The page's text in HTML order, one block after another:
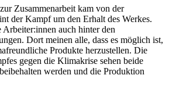
Zusammenarbeit kam von der
der Kampf um den Erhalt des Werkes.
Arbeiter:innen auch hinter den
Dort meinen alle, dass es möglich ist,
Produkte herzustellen. Die
gegen die Klimakrise sehen beide
werden und die Produktion